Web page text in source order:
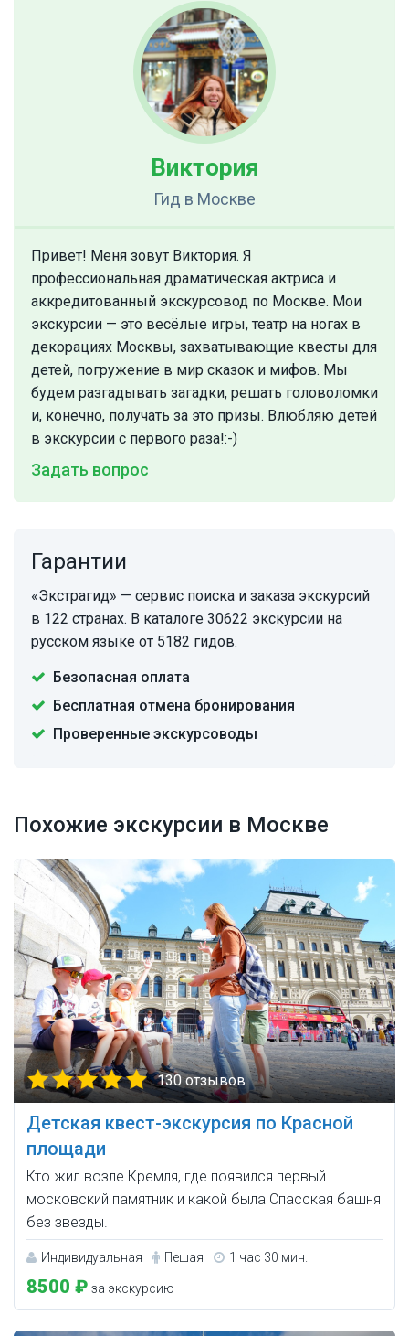
Виктория
Гид в Москве
Привет! Меня зовут Виктория. Я
профессиональная драматическая актриса и
аккредитованный экскурсовод по Москве. Мои
экскурсии — это весёлые игры, театр на ногах в
декорациях Москвы, захватывающие квесты для
детей, погружение в мир сказок и мифов. Мы
будем разгадывать загадки, решать головоломки
и, конечно, получать за это призы. Влюбляю детей
в экскурсии с первого раза!:-)
Задать вопрос
Гарантии
«Экстрагид» — сервис поиска и заказа экскурсий
в 122 странах. В каталоге 30622 экскурсии на
русском языке от 5182 гидов.
Безопасная оплата
Бесплатная отмена бронирования
Проверенные экскурсоводы
Похожие экскурсии в Москве
130 отзывов
Детская квест-экскурсия по Красной
площади
Кто жил возле Кремля, где появился первый
московский памятник и какой была Спасская башня
без звезды.
Индивидуальная Пешая 1 час 30 мин.
8500 ₽ за экскурсию